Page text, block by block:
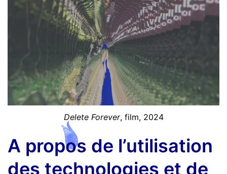
Delete Forever, film, 2024
A propos de l’utilisation
des technologies et de